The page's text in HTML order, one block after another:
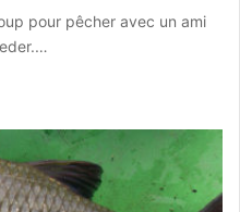
pour pêcher avec un ami